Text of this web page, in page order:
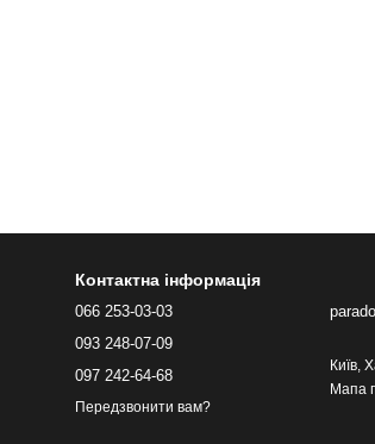
Контактна інформація
066 253-03-03
093 248-07-09
097 242-64-68
Передзвонити вам?
Київ,
Мапа